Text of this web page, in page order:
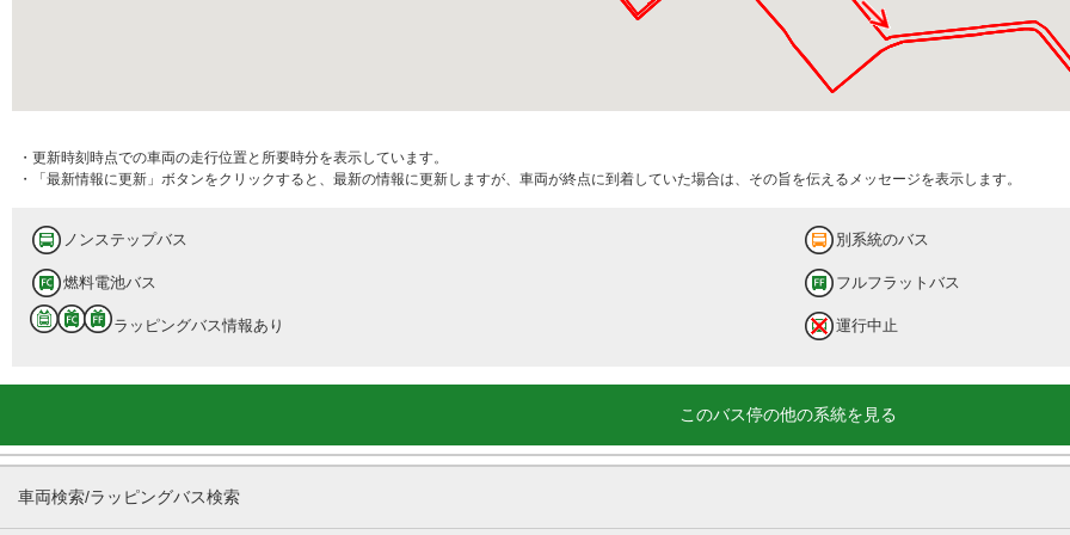
・更新時刻時点での車両の走行位置と所要時分を表示しています。
・「最新情報に更新」ボタンをクリックすると、最新の情報に更新しますが、車両が終点に到着していた場合は、その旨を伝えるメッセージを表示します。
ノンステップバス 別系統のバス
燃料電池バス フルフラットバス
ラッピングバス情報あり 運行中止
このバス停の他の系統を見る
車両検索/ラッピングバス検索